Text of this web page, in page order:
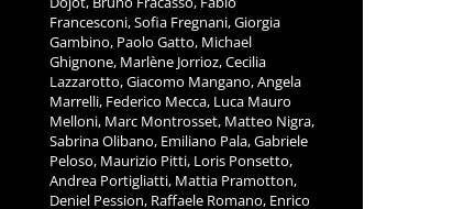
Francesconi, Sofia Fregnani, Giorgia
Gambino, Paolo Gatto, Michael
Ghignone, Marlène Jorrioz, Cecilia
Lazzarotto, Giacomo Mangano, Angela
Marrelli, Federico Mecca, Luca Mauro
Melloni, Marc Montrosset, Matteo Nigra,
Sabrina Olibano, Emiliano Pala, Gabriele
Peloso, Maurizio Pitti, Loris Ponsetto,
Andrea Portigliatti, Mattia Pramotton,
Deniel Pession, Raffaele Romano, Enrico